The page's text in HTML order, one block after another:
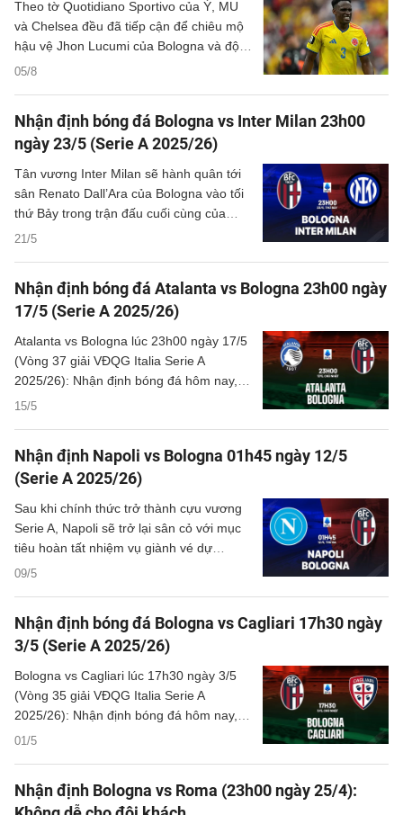
05/8
Theo tờ Quotidiano Sportivo của Ý, MU
và Chelsea đều đã tiếp cận để chiêu mộ
hậu vệ Jhon Lucumi của Bologna và đội
tuyển Colombia.
Nhận định bóng đá Bologna vs Inter Milan 23h00
ngày 23/5 (Serie A 2025/26)
21/5
Tân vương Inter Milan sẽ hành quân tới
sân Renato Dall’Ara của Bologna vào tối
thứ Bảy trong trận đấu cuối cùng của
mùa giải 2025/26.
Nhận định bóng đá Atalanta vs Bologna 23h00 ngày
17/5 (Serie A 2025/26)
15/5
Atalanta vs Bologna lúc 23h00 ngày 17/5
(Vòng 37 giải VĐQG Italia Serie A
2025/26): Nhận định bóng đá hôm nay, ý
kiến chuyên gia, dự đoán kết quả, phân
Nhận định Napoli vs Bologna 01h45 ngày 12/5
(Serie A 2025/26)
09/5
Sau khi chính thức trở thành cựu vương
Serie A, Napoli sẽ trở lại sân cỏ với mục
tiêu hoàn tất nhiệm vụ giành vé dự
Champions League mùa tới, khi tiếp đón
Nhận định bóng đá Bologna vs Cagliari 17h30 ngày
3/5 (Serie A 2025/26)
01/5
Bologna vs Cagliari lúc 17h30 ngày 3/5
(Vòng 35 giải VĐQG Italia Serie A
2025/26): Nhận định bóng đá hôm nay, ý
kiến chuyên gia, dự đoán kết quả, phân
Nhận định Bologna vs Roma (23h00 ngày 25/4):